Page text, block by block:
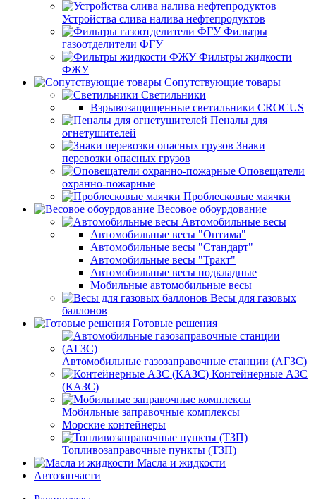
Устройства слива налива нефтепродуктов
Фильтры
газоотделители ФГУ
Фильтры жидкости
ФЖУ
Сопутствующие товары
Светильники
Взрывозащищенные светильники CROCUS
Пеналы для
огнетушителей
Знаки
перевозки опасных грузов
Оповещатели
охранно-пожарные
Проблесковые маячки
Весовое обоурдование
Автомобильные весы
Автомобильные весы "Оптима"
Автомобильные весы "Стандарт"
Автомобильные весы "Тракт"
Автомобильные весы подкладные
Мобильные автомобильные весы
Весы для газовых
баллонов
Готовые решения
Автомобильные газозаправочные станции (АГЗС)
Контейнерные АЗС
(КАЗС)
Мобильные заправочные комплексы
Морские контейнеры
Топливозаправочные пункты (ТЗП)
Масла и жидкости
Автозапчасти